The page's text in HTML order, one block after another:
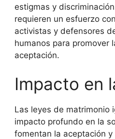
estigmas y
requieren un esfuerzo
activistas y defensores
humanos para promover
aceptación.
Impacto en
Las leyes de matrimonio
impacto profundo en la
fomentan la aceptación